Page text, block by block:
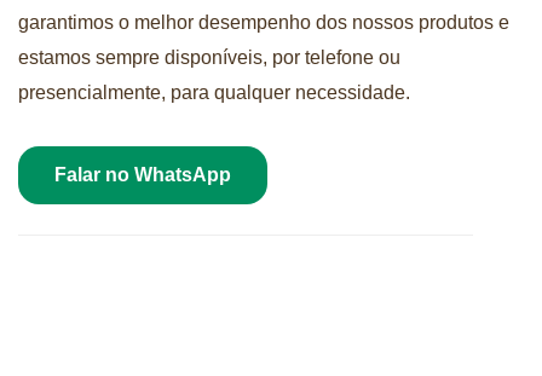
garantimos o melhor desempenho dos nossos produtos e
estamos sempre disponíveis, por telefone ou
presencialmente, para qualquer necessidade.
Falar no WhatsApp